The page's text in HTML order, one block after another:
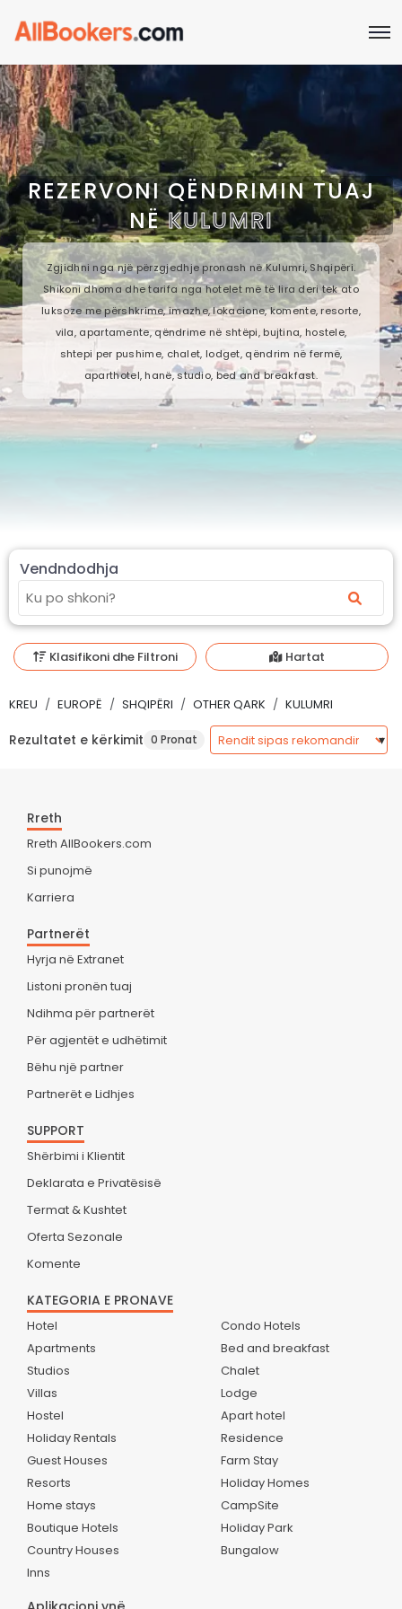
REZERVONI QËNDRIMIN TUAJ
NËKULUMRI
Zgjidhni nga një përzgjedhje pronash në Kulumri, Shqipëri.
Shikoni dhoma dhe tarifa nga hotelet më të lira deri tek ato
luksoze me përshkrime, imazhe, lokacione, komente, resorte,
vila, apartamente, qëndrime në shtëpi, bujtina, hostele,
shtepi per pushime, chalet, lodget, qëndrim në fermë,
aparthotel, hanë, studio, bed and breakfast.
Vendndodhja
Klasifikoni dhe Filtroni Hartat
KREU EUROPË SHQIPËRI OTHER QARK KULUMRI
Rezultatet e kërkimit 0 Pronat
Rreth
Rreth AllBookers.com
Si punojmë
Karriera
Partnerët
Hyrja në Extranet
Listoni pronën tuaj
Ndihma për partnerët
Për agjentët e udhëtimit
Bëhu një partner
Partnerët e Lidhjes
SUPPORT
Shërbimi i Klientit
Deklarata e Privatësisë
Termat & Kushtet
Oferta Sezonale
Komente
KATEGORIA E PRONAVE
Hotel
Apartments
Studios
Villas
Hostel
Holiday Rentals
Guest Houses
Resorts
Home stays
Boutique Hotels
Country Houses
Inns
Condo Hotels
Bed and breakfast
Chalet
Lodge
Apart hotel
Residence
Farm Stay
Holiday Homes
CampSite
Holiday Park
Bungalow